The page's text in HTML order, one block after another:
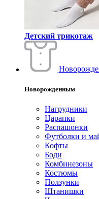
Детский трикотаж
Новорожденным
Нагрудники
Царапки
Распашонки
Футболки и
Кофты
Боди
Комбинезоны
Костюмы
Ползунки
Штанишки